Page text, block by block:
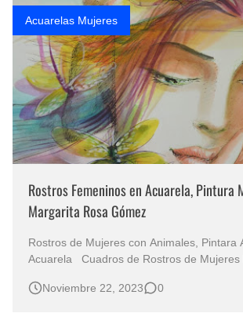
Acuarelas Mujeres
Rostros Femeninos en Acuarela, Pintura
Margarita Rosa Gómez
Rostros de Mujeres con Animales, Pintara
Acuarela Cuadros de Rostros de Mujeres Bonitas
al Óleo Retratos de Mujeres Pintados con Acuarela
Noviembre 22, 2023 0